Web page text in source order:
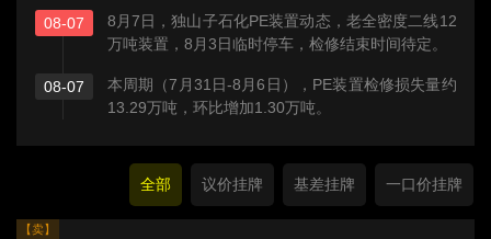
08-07
8月7日，独山子石化PE装置动态，老全密度二线12
万吨装置，8月3日临时停车，检修结束时间待定。
08-07
本周期（7月31日-8月6日），PE装置检修损失量约
13.29万吨，环比增加1.30万吨。
全部 议价挂牌 基差挂牌 一口价挂牌
【卖】